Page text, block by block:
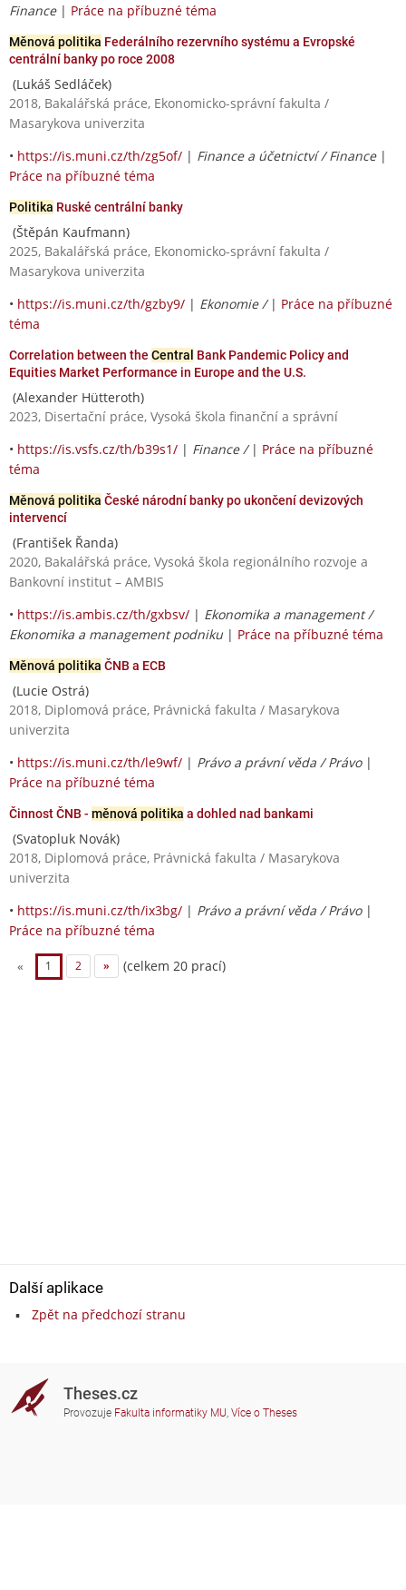
Finance| Práce na příbuzné téma
Měnová politika Federálního rezervního systému a Evropské
centrální banky po roce 2008
(Lukáš Sedláček)
2018, Bakalářská práce, Ekonomicko-správní fakulta /
Masarykova univerzita
• https://is.muni.cz/th/zg5of/ | Finance a účetnictví / Finance|
Práce na příbuzné téma
Politika Ruské centrální banky
(Štěpán Kaufmann)
2025, Bakalářská práce, Ekonomicko-správní fakulta /
Masarykova univerzita
• https://is.muni.cz/th/gzby9/ | Ekonomie / | Práce na příbuzné
téma
Correlation between the Central Bank Pandemic Policy and
Equities Market Performance in Europe and the U.S.
(Alexander Hütteroth)
2023, Disertační práce, Vysoká škola finanční a správní
• https://is.vsfs.cz/th/b39s1/ | Finance / | Práce na příbuzné
téma
Měnová politika České národní banky po ukončení devizových
intervencí
(František Řanda)
2020, Bakalářská práce, Vysoká škola regionálního rozvoje a
Bankovní institut – AMBIS
• https://is.ambis.cz/th/gxbsv/ | Ekonomika a management /
Ekonomika a management podniku | Práce na příbuzné téma
Měnová politika ČNB a ECB
(Lucie Ostrá)
2018, Diplomová práce, Právnická fakulta / Masarykova
univerzita
• https://is.muni.cz/th/le9wf/ | Právo a právní věda / Právo|
Práce na příbuzné téma
Činnost ČNB - měnová politika a dohled nad bankami
(Svatopluk Novák)
2018, Diplomová práce, Právnická fakulta / Masarykova
univerzita
• https://is.muni.cz/th/ix3bg/ | Právo a právní věda / Právo|
Práce na příbuzné téma
« 1 2 » (celkem 20 prací)
Další aplikace
Zpět na předchozí stranu
Theses.cz
Provozuje Fakulta informatiky MU, Více o Theses